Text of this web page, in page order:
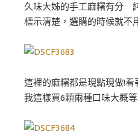
久味大姊的手工麻糬有分
標示清楚，選購的時候就不
這裡的麻糬都是現點現做!
我這樣買6顆兩種口味大概等